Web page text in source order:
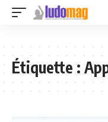
Étiquette :